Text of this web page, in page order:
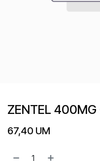
ZENTEL 400MG
67,40 UM